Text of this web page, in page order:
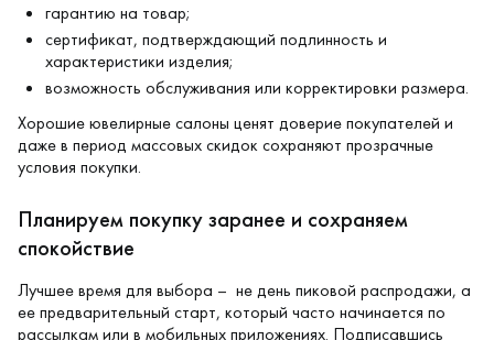
гарантию на товар;
сертификат, подтверждающий подлинность и
характеристики изделия;
возможность обслуживания или корректировки размера.
Хорошие ювелирные салоны ценят доверие покупателей и
даже в период массовых скидок сохраняют прозрачные
условия покупки.
Планируем покупку заранее и сохраняем
спокойствие
Лучшее время для выбора – не день пиковой распродажи, а
ее предварительный старт, который часто начинается по
рассылкам или в мобильных приложениях. Подписавшись